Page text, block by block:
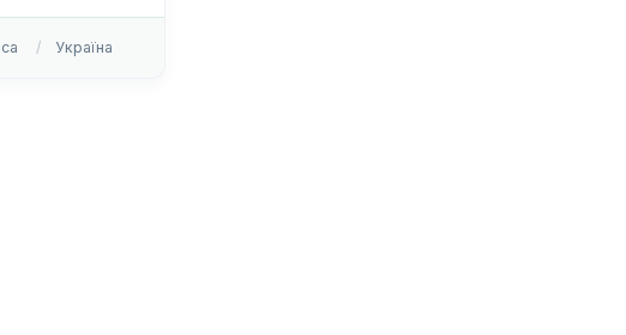
Україна